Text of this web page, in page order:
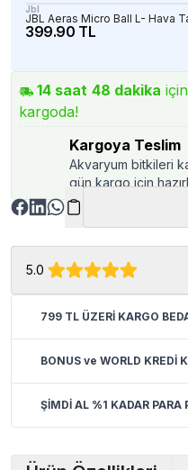
Jbl
JBL Aeras Micro Ball L- Hava
399.90 TL
14 saat 48 dakika
kargoda!
Kargoya Teslim
Akvaryum bitkileri
gün kargo için
5.0
799 TL ÜZERİ KARGO
BONUS ve WORLD KREDİ
ŞİMDİ AL %1 KADAR